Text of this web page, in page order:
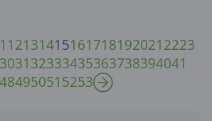
121314151617181920212223
303132333435363738394041
484950515253